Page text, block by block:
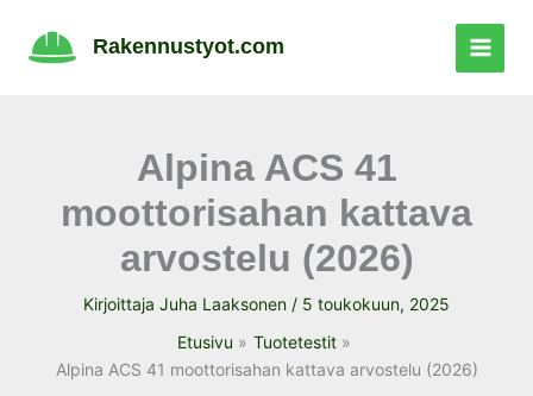
sisältöön
Rakennustyot.com
Alpina ACS 41
moottorisahan kattava
arvostelu (2026)
Kirjoittaja Juha Laaksonen / 5 toukokuun, 2025
Etusivu
Tuotetestit
Alpina ACS 41 moottorisahan kattava arvostelu (2026)